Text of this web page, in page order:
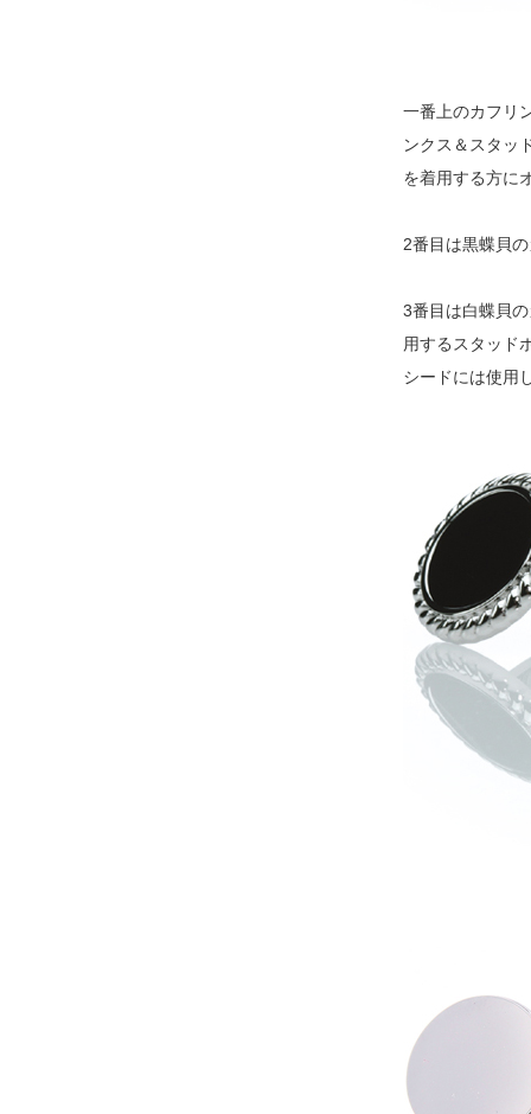
一番上のカフリ
ンクス＆スタッ
を着用する方に
2番目は黒蝶貝
3番目は白蝶貝
用するスタッド
シードには使用